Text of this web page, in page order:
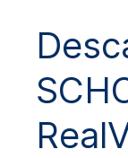
Datos técnicos
Variantes del
Descargas